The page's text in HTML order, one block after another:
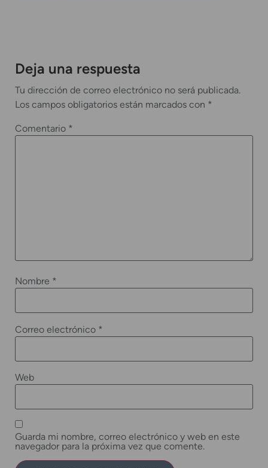
Deja una respuesta
Tu dirección de correo electrónico no será publicada.
Los campos obligatorios están marcados con *
Comentario *
Nombre *
Correo electrónico *
Web
Guarda mi nombre, correo electrónico y web en este
navegador para la próxima vez que comente.